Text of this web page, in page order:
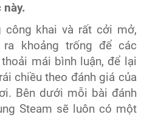
công khai và rất cởi mở,
khoảng trống để các
mái bình luận, để lại
chiều theo đánh giá của
Bên dưới mỗi bài đánh
Steam sẽ luôn có một